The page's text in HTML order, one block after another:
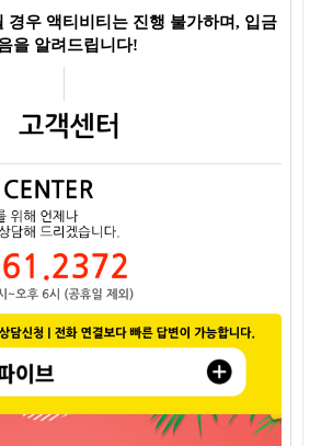
경우 액티비티는 진행 불가하며, 입금
을 알려드립니다!